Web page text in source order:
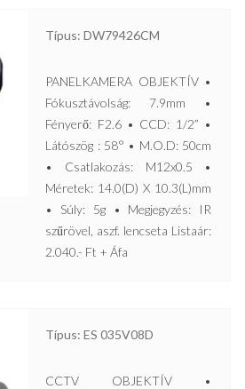
Típus: DW79426CM
PANELKAMERA OBJEKTÍV •
Fókusztávolság: 7.9mm •
Fényerő: F2.6 • CCD: 1/2” •
Látószög : 58° • M.O.D: 50cm
• Csatlakozás: M12x0.5 •
Méretek: 14.0(D) X 10.3(L)mm
• Súly: 5g • Megjegyzés: IR
szűrövel, aszf. lencseta Listaár:
2.040.- Ft + Áfa
Típus: ES 035V08D
CCTV OBJEKTÍV •